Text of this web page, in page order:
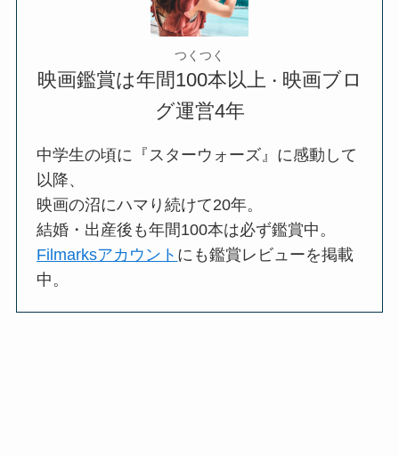
つくつく
映画鑑賞は年間100本以上 ・ 映画ブロ
グ運営4年
中学生の頃に『スターウォーズ』に感動して
以降、
映画の沼にハマり続けて20年。
結婚・出産後も年間100本は必ず鑑賞中。
Filmarksアカウント にも鑑賞レビューを掲載
中。